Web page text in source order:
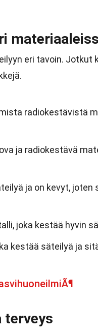
eri tavoin.
radiokestävistä
ja radiokestävä
ja on kevyt, joten
joka kestää hyvin
kestää säteilyä ja
terveys